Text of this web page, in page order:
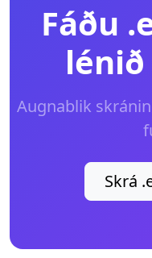
Fáðu
Augnablik
Skrá